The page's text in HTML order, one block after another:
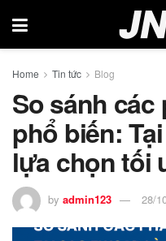
Home Tin tức Blog
So sánh các
phổ biến:
lựa chọn tối
by admin123 28/